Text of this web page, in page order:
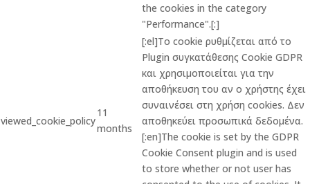
the cookies in the category
"Performance".[:]
viewed_cookie_policy
11
months
[:el]Το cookie ρυθμίζεται από το
Plugin συγκατάθεσης Cookie GDPR
και χρησιμοποιείται για την
αποθήκευση του αν ο χρήστης έχει
συναινέσει στη χρήση cookies. Δεν
αποθηκεύει προσωπικά δεδομένα.
[:en]The cookie is set by the GDPR
Cookie Consent plugin and is used
to store whether or not user has